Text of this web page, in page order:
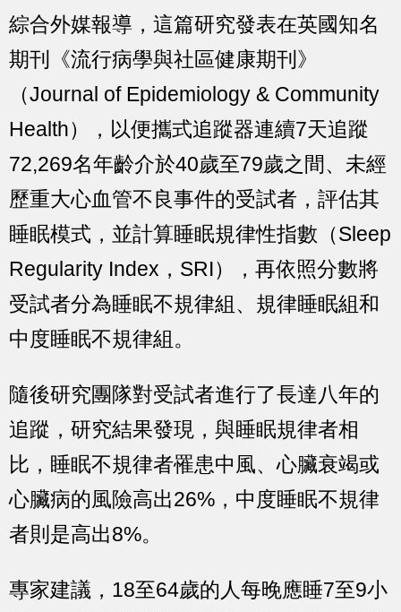
綜合外媒報導，這篇研究發表在英國知名
期刊《流行病學與社區健康期刊》
（Journal of Epidemiology & Community
Health），以便攜式追蹤器連續7天追蹤
72,269名年齡介於40歲至79歲之間、未經
歷重大心血管不良事件的受試者，評估其
睡眠模式，並計算睡眠規律性指數（Sleep
Regularity Index，SRI），再依照分數將
受試者分為睡眠不規律組、規律睡眠組和
中度睡眠不規律組。
隨後研究團隊對受試者進行了​​長達八年的
追蹤，研究結果發現，與睡眠規律者相
比，睡眠不規律者罹患中風、心臟衰竭或
心臟病的風險高出26%，中度睡眠不規律
者則是高出8%。
專家建議，18至64歲的人每晚應睡7至9小